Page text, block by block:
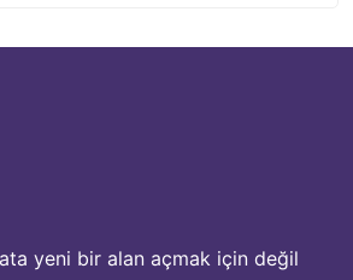
yeni bir alan açmak için değil